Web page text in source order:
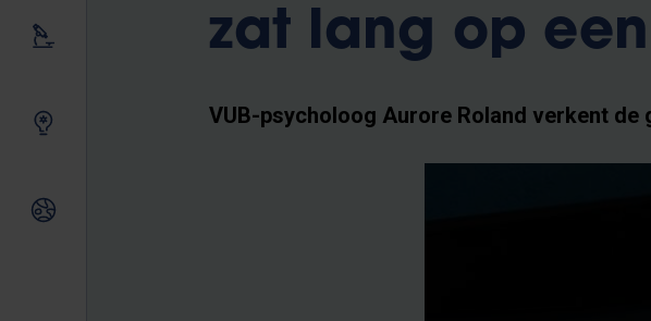
Ons onderzoek
Samen innoveren
zat lang op
VUB-psycholoog Aurore Roland verkent de